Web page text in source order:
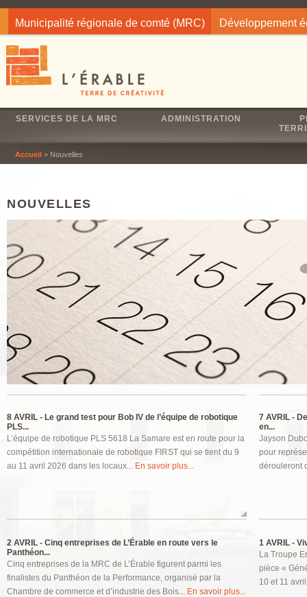
Municipalité régionale de comté (MRC) Développement
SERVICES DE LA MRC ADMINISTRATION
Accueil > Nouvelles
NOUVELLES
8 AVRIL - Le grand test pour Bob IV de l’équipe de robotique
PLS...
L’équipe de robotique PLS 5618 La Samare est en route pour la
compétition internationale de robotique FIRST qui se tient du 9
au 11 avril 2026 dans les locaux... En savoir plus...
7 AVRIL -
en...
Jayson
pour
dérouleront
2 AVRIL - Cinq entreprises de L’Érable en route vers le
Panthéon...
Cinq entreprises de la MRC de L’Érable figurent parmi les
finalistes du Panthéon de la Performance, organisé par la
Chambre de commerce et d’industrie des Bois... En savoir plus...
1 AVRIL -
La Troupe
pièce «
10 et 11
Pages